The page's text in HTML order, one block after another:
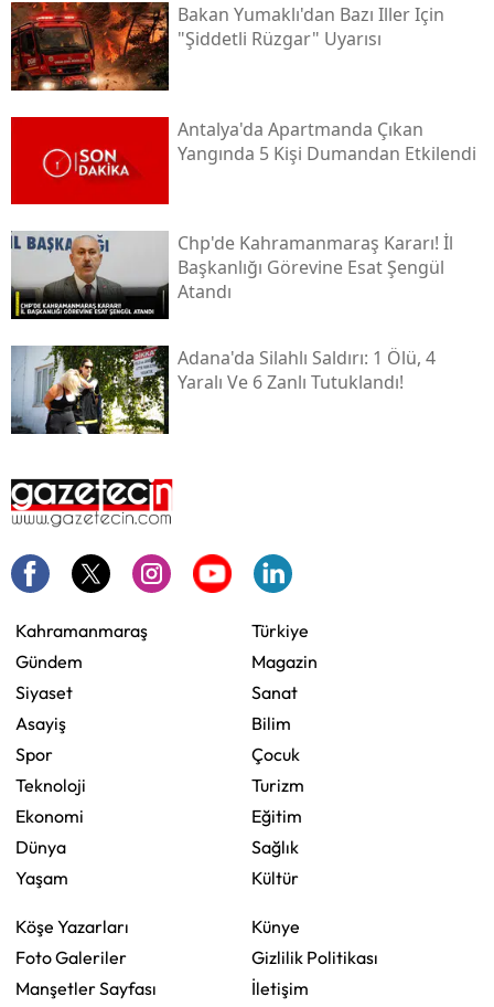
Bakan Yumaklı'dan Bazı Iller Için
"şiddetli Rüzgar" Uyarısı
Antalya'da Apartmanda Çıkan
Yangında 5 Kişi Dumandan Etkilendi
Chp'de Kahramanmaraş Kararı! İl
Başkanlığı Görevine Esat Şengül
Atandı
Adana'da Silahlı Saldırı: 1 Ölü, 4
Yaralı Ve 6 Zanlı Tutuklandı!
Kahramanmaraş
Gündem
Siyaset
Asayiş
Spor
Teknoloji
Ekonomi
Dünya
Yaşam
Türkiye
Magazin
Sanat
Bilim
Çocuk
Turizm
Eğitim
Sağlık
Kültür
Köşe Yazarları
Foto Galeriler
Manşetler Sayfası
Künye
Gizlilik Politikası
İletişim